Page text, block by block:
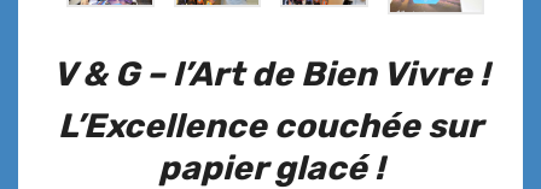
V & G – l’Art de Bien Vivre !
L’Excellence couchée sur
papier glacé !